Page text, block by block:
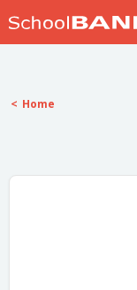
Home